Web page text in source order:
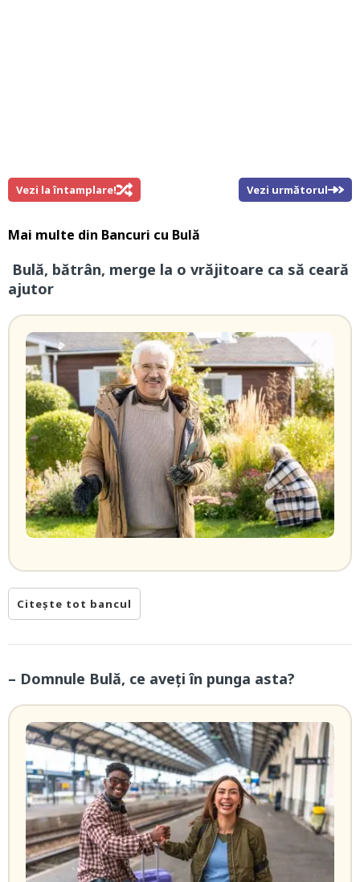
Vezi la întamplare! Vezi următorul
Mai multe din Bancuri cu Bulă
Bulă, bătrân, merge la o vrăjitoare ca să ceară
ajutor
Citește tot bancul
– Domnule Bulă, ce aveți în punga asta?